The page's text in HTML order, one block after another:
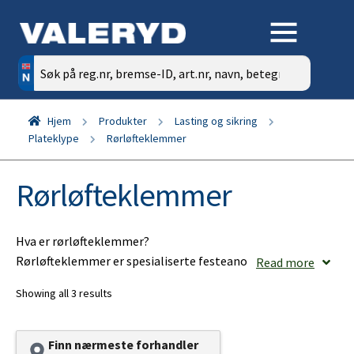
Søk
etter:
Hjem Produkter
Lasting og sikring
Plateklype
Rørløfteklemmer
Rørløfteklemmer
Hva er rørløfteklemmer?
Rørløfteklemmer er spesialiserte festeanordninger som
klemmene er utviklet for å holde rør på plass under
kjøring. Rørløfteklemmer fra VALERYD er produsert i
Read more
Showing all 3 results
Finn nærmeste forhandler